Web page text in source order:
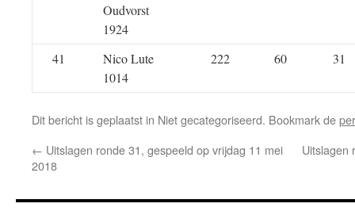
Oudvorst
1924
41
Nico Lute
1014
222 60 31
Dit bericht is geplaatst in Niet gecategoriseerd. Bookmark de
← Uitslagen ronde 31, gespeeld op vrijdag 11 mei
2018
Uitslagen